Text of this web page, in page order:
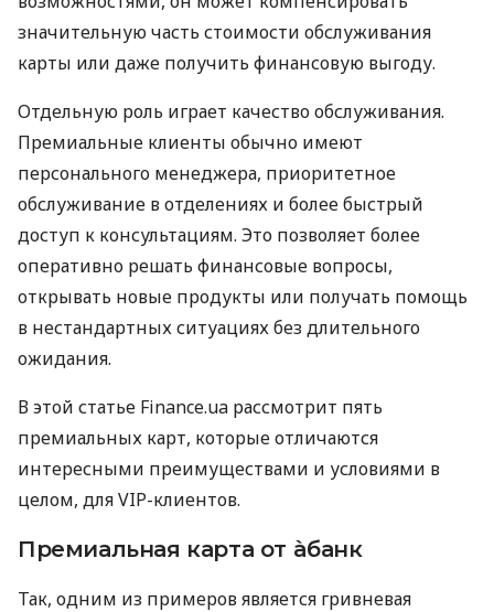
значительную часть стоимости обслуживания
карты или даже получить финансовую выгоду.
Отдельную роль играет качество обслуживания.
Премиальные клиенты обычно имеют
персонального менеджера, приоритетное
обслуживание в отделениях и более быстрый
доступ к консультациям. Это позволяет более
оперативно решать финансовые вопросы,
открывать новые продукты или получать помощь
в нестандартных ситуациях без длительного
ожидания.
В этой статье Finance.ua рассмотрит пять
премиальных карт, которые отличаются
интересными преимуществами и условиями в
целом, для VIP-клиентов.
Премиальная карта от àбанк
Так, одним из примеров является гривневая